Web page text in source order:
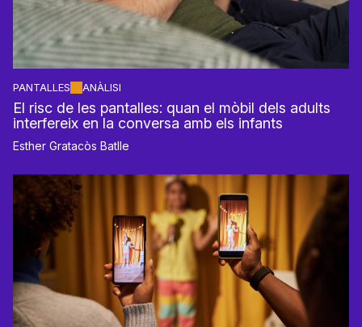
PANTALLES ANÀLISI
El risc de les pantalles: quan el mòbil dels adults
interfereix en la conversa amb els infants
Esther Gratacòs Batlle